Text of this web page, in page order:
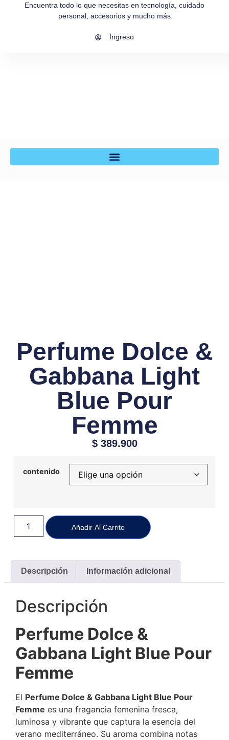
Encuentra todo lo que necesitas en tecnología, cuidado
personal, accesorios y mucho más
Ingreso
Perfume Dolce &
Gabbana Light
Blue Pour
Femme
$389.900
contenido
Añadir Al Carrito
Descripción Información adicional
Descripción
Perfume Dolce &
Gabbana Light Blue Pour
Femme
El Perfume Dolce & Gabbana Light Blue Pour
Femme es una fragancia femenina fresca,
luminosa y vibrante que captura la esencia del
verano mediterráneo. Su aroma combina notas